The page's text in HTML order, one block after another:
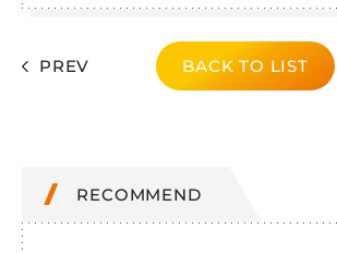
PREV BACK TO LIST
RECOMMEND